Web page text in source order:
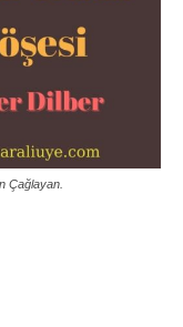
Çağlayan.